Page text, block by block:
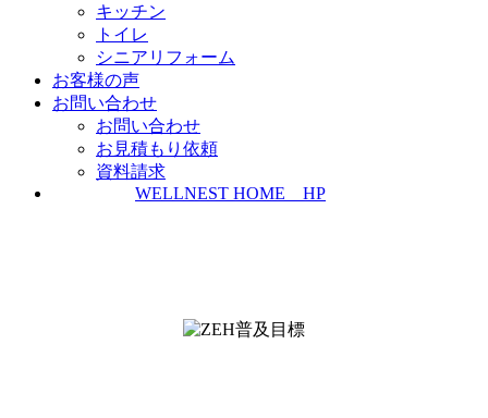
キッチン
トイレ
シニアリフォーム
お客様の声
お問い合わせ
お問い合わせ
お見積もり依頼
資料請求
WELLNEST HOME HP